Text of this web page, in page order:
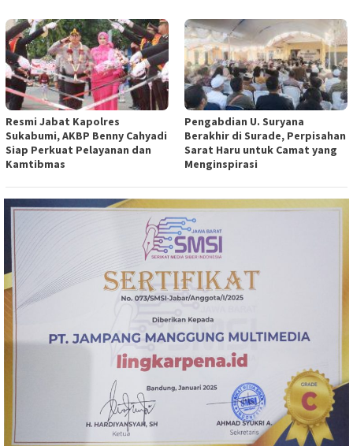
Resmi Jabat Kapolres
Sukabumi, AKBP Benny Cahyadi
Siap Perkuat Pelayanan dan
Kamtibmas
Pengabdian U. Suryana
Berakhir di Surade, Perpisahan
Sarat Haru untuk Camat yang
Menginspirasi